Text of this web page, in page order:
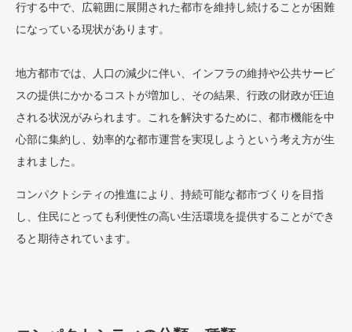
行する中で、広範囲に展開された都市を維持し続けることが困難
になっている現状があります。
地方都市では、人口の減少に伴い、インフラの維持や公共サービ
スの提供にかかるコストが増加し、その結果、行政の財政が圧迫
される状況がみられます。これを解決するために、都市機能を中
心部に集約し、効率的な都市運営を実現しようという考え方が生
まれました。
コンパクトシティの推進により、持続可能な都市づくりを目指
し、住民にとっても利便性の高い生活環境を提供することができ
ると期待されています。